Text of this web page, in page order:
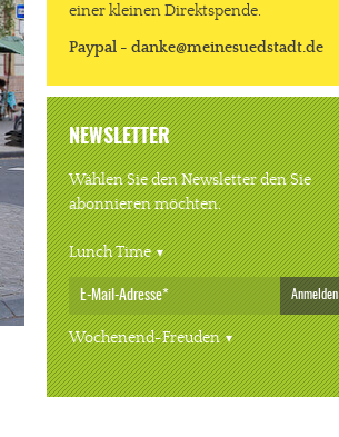
einer kleinen Direktspende.
Paypal - danke@meinesuedstadt.de
NEWSLETTER
Wählen Sie den Newsletter den Sie
abonnieren möchten.
Lunch Time
Anmelden
Wochenend-Freuden